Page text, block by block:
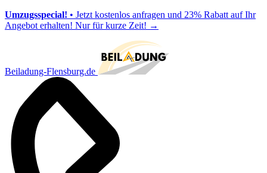
Umzugsspecial! • Jetzt kostenlos anfragen und 23% Rabatt auf Ihr
Angebot erhalten! Nur für kurze Zeit! →
Beiladung-Flensburg.de